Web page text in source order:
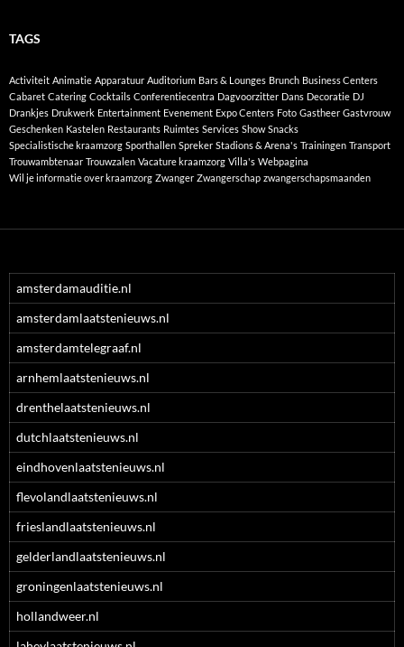
TAGS
Activiteit Animatie Apparatuur Auditorium Bars & Lounges Brunch Business Centers
Cabaret Catering Cocktails Conferentiecentra Dagvoorzitter Dans Decoratie DJ
Drankjes Drukwerk Entertainment Evenement Expo Centers Foto Gastheer Gastvrouw
Geschenken Kastelen Restaurants Ruimtes Services Show Snacks
Specialistische kraamzorg Sporthallen Spreker Stadions & Arena's Trainingen Transport
Trouwambtenaar Trouwzalen Vacature kraamzorg Villa's Webpagina
Wil je informatie over kraamzorg Zwanger Zwangerschap zwangerschapsmaanden
amsterdamauditie.nl
amsterdamlaatstenieuws.nl
amsterdamtelegraaf.nl
arnhemlaatstenieuws.nl
drenthelaatstenieuws.nl
dutchlaatstenieuws.nl
eindhovenlaatstenieuws.nl
flevolandlaatstenieuws.nl
frieslandlaatstenieuws.nl
gelderlandlaatstenieuws.nl
groningenlaatstenieuws.nl
hollandweer.nl